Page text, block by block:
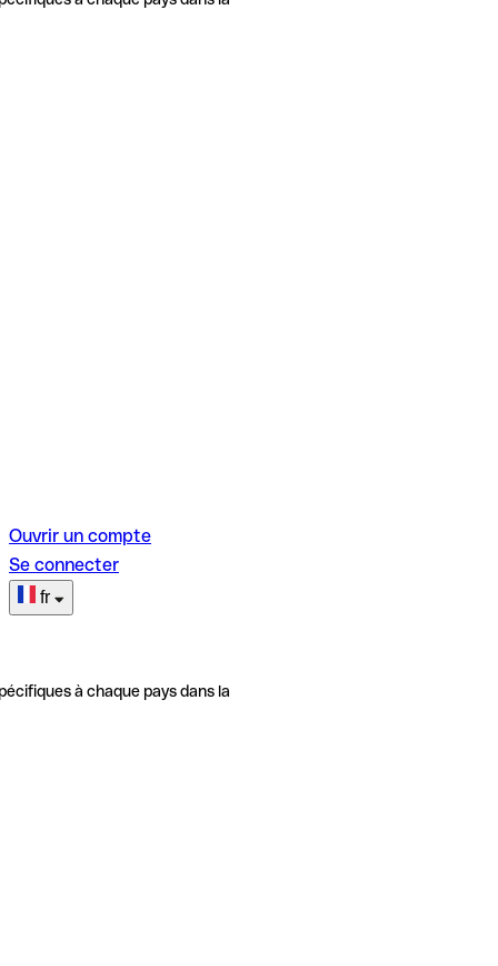
Ouvrir un compte
Se connecter
fr
à chaque pays dans la